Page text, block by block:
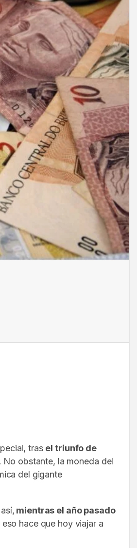
tras el triunfo de
obstante, la moneda del
del gigante
mientras el año pasado
hace que hoy viajar a